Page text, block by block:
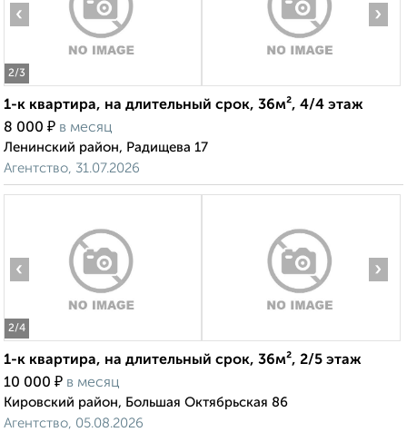
2/3
‹ ›
1-к квартира, на длительный срок, 36м², 4/4 этаж
8 000 ₽ в месяц
Ленинский район, Радищева 17
Агентство, 31.07.2026
2/4
‹ ›
1-к квартира, на длительный срок, 36м², 2/5 этаж
10 000 ₽ в месяц
Кировский район, Большая Октябрьская 86
Агентство, 05.08.2026